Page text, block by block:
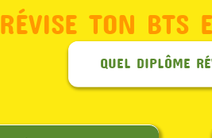
RÉVISE TON BTS
QUEL DIPLÔME